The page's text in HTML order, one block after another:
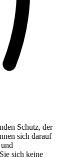
Schutz, der
sich darauf
sich keine